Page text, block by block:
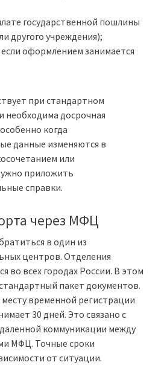
государственной пошлины
другого учреждения);
оформлением занимается
при стандартном
необходима досрочная
когда
данные изменяются в
или
приложить
справки.
через МФЦ
в один из
центров. Отделения
во всех городах России. В этом
пакет документов.
временной регистрации
30 дней. Это связано с
коммуникации между
МФЦ. Точные сроки
от ситуации.